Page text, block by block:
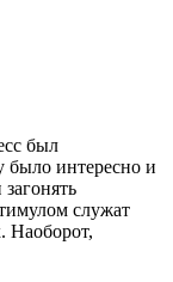
был
было интересно и
служат
Наоборот,